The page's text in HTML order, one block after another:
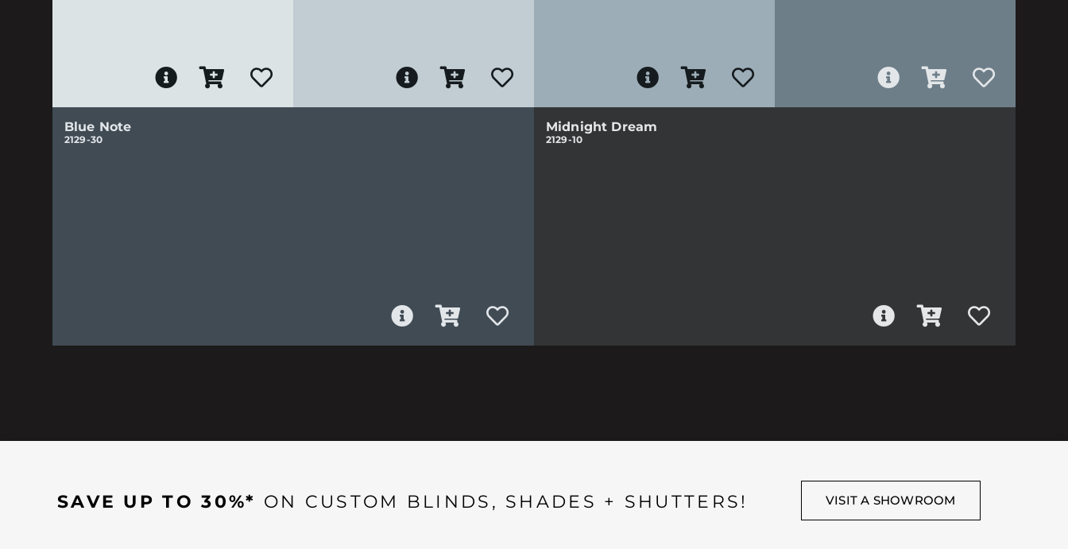
Blue Note
2129-30
Midnight Dream
2129-10
SAVE UP TO 30%* ON CUSTOM BLINDS, SHADES + SHUTTERS! VISIT A SHOWROOM